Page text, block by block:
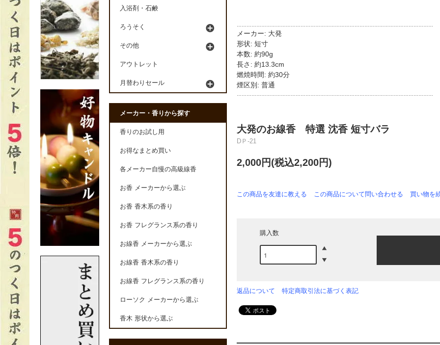
…………………………………………………………………………………………………………
メーカー: 大発
形状: 短寸
本数: 約90g
長さ: 約13.3cm
燃焼時間: 約30分
煙区別: 普通
…………………………………………………………………………………………………………
大発のお線香 特選 沈香 短寸バラ
DＰ-21
2,000円(税込2,200円)
この商品を友達に教える この商品について問い合わせる 買い物を
購入数
返品について 特定商取引法に基づく表記
入浴剤・石鹸
ろうそく
その他
アウトレット
月替わりセール
メーカー・香りから探す
香りのお試し用
お得なまとめ買い
各メーカー自慢の高級線香
お香 メーカーから選ぶ
お香 香木系の香り
お香 フレグランス系の香り
お線香 メーカーから選ぶ
お線香 香木系の香り
お線香 フレグランス系の香り
ローソク メーカーから選ぶ
香木 形状から選ぶ